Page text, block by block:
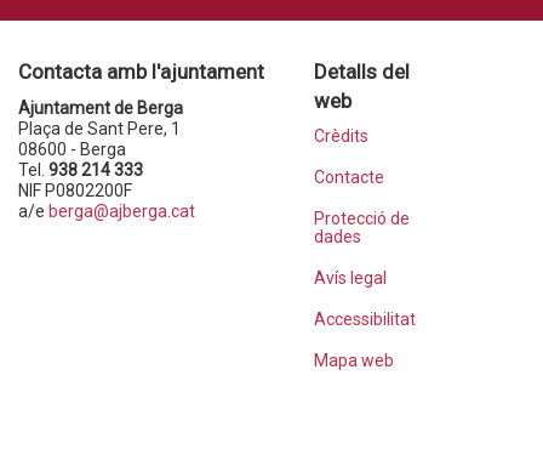
Contacta amb l'ajuntament
Ajuntament de Berga
Plaça de Sant Pere, 1
08600 - Berga
Tel. 938 214 333
NIF P0802200F
a/e berga@ajberga.cat
Detalls del
web
Crèdits
Contacte
Protecció de
dades
Avís legal
Accessibilitat
Mapa web